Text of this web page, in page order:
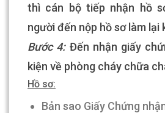
thì cán bộ tiếp nhận hồ
người đến nộp hồ sơ làm lại
Bước 4:Đến nhận giấy
kiện về phòng cháy chữa
Hồ sơ:
Bản sao Giấy Chứng